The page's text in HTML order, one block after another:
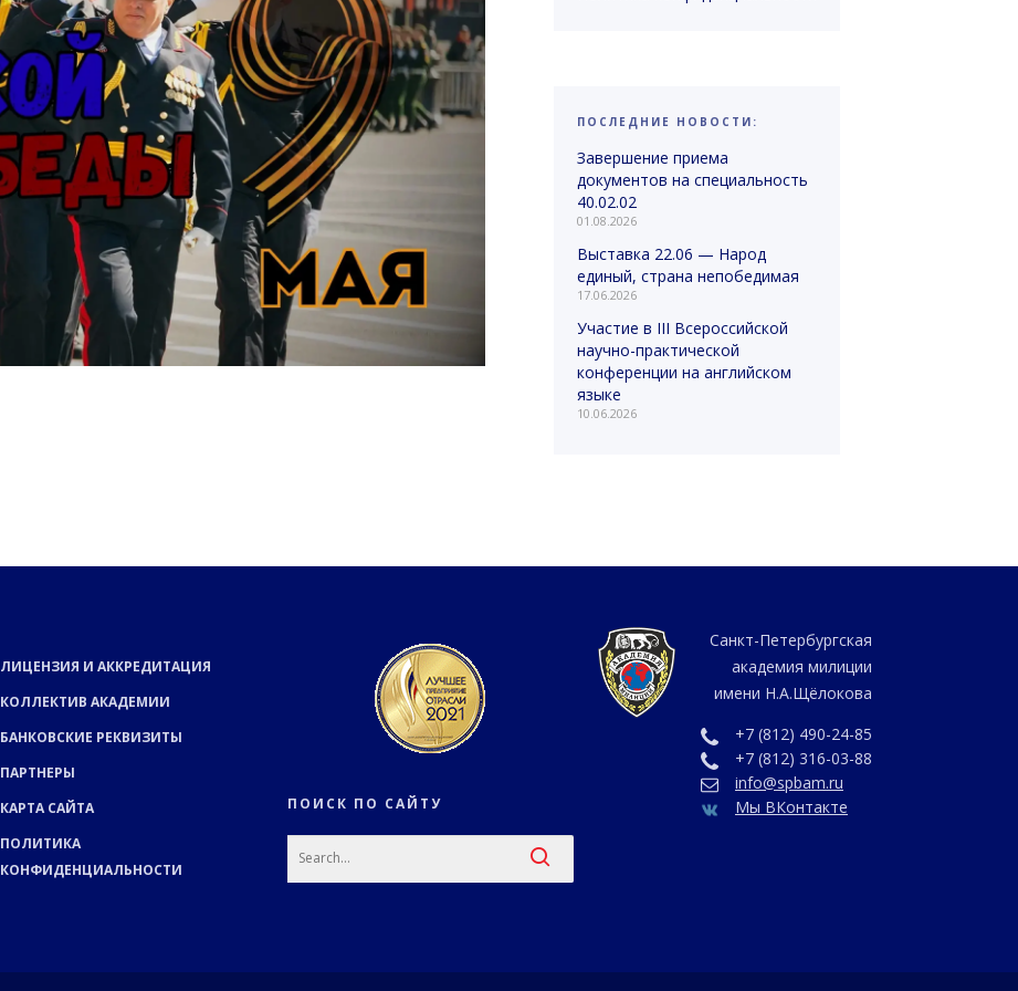
ПОСЛЕДНИЕ НОВОСТИ:
Завершение приема
документов на специальность
40.02.02
01.08.2026
Выставка 22.06 — Народ
единый, страна непобедимая
17.06.2026
Участие в III Всероссийской
научно-практической
конференции на английском
языке
10.06.2026
ЛИЦЕНЗИЯ И АККРЕДИТАЦИЯ
КОЛЛЕКТИВ АКАДЕМИИ
БАНКОВСКИЕ РЕКВИЗИТЫ
ПАРТНЕРЫ
КАРТА САЙТА
ПОЛИТИКА
КОНФИДЕНЦИАЛЬНОСТИ
ПОИСК ПО САЙТУ
Санкт-Петербургская
академия милиции
имени Н.А.Щёлокова
+7 (812) 490-24-85
+7 (812) 316-03-88
info@spbam.ru
Мы ВКонтакте